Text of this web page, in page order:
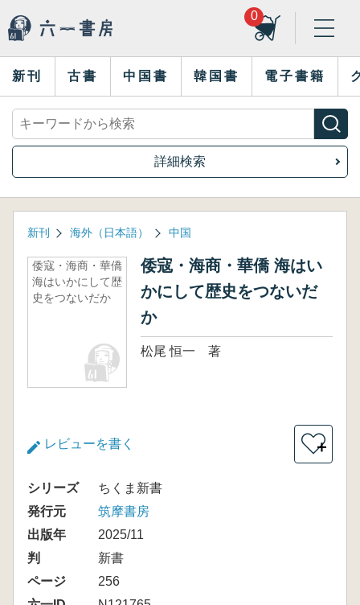
0
新刊 古書 中国書 韓国書 電子書籍
詳細検索
新刊 海外（日本語） 中国
倭寇・海商・華僑
海はいかにして歴
史をつないだか
倭寇・海商・華僑 海はい
かにして歴史をつないだ
か
松尾 恒一 著
レビューを書く ＋
シリーズ
ちくま新書
発行元
筑摩書房
出版年
2025/11
判
新書
ページ
256